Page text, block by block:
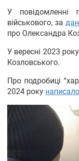
У повідомленні
військового, за
про Олександра
У вересні 2023
Козловського.
Про подробиці
2024 року написало